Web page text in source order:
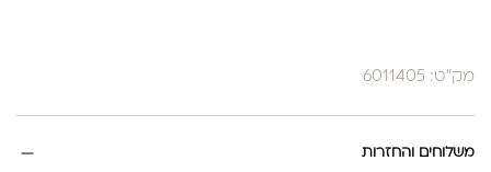
מק"ט: 6011405
משלוחים והחזרות